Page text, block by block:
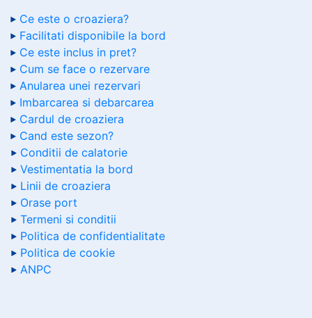
Ce este o croaziera?
Facilitati disponibile la bord
Ce este inclus in pret?
Cum se face o rezervare
Anularea unei rezervari
Imbarcarea si debarcarea
Cardul de croaziera
Cand este sezon?
Conditii de calatorie
Vestimentatia la bord
Linii de croaziera
Orase port
Termeni si conditii
Politica de confidentialitate
Politica de cookie
ANPC